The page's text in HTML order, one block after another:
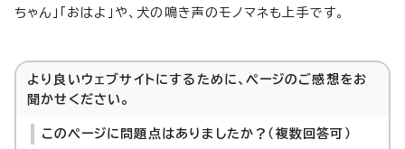
ちゃん」「おはよ」や、犬の鳴き声のモノマネも上手です。
より良いウェブサイトにするために、ページのご感想をお
聞かせください。
このページに問題点はありましたか？（複数回答可）